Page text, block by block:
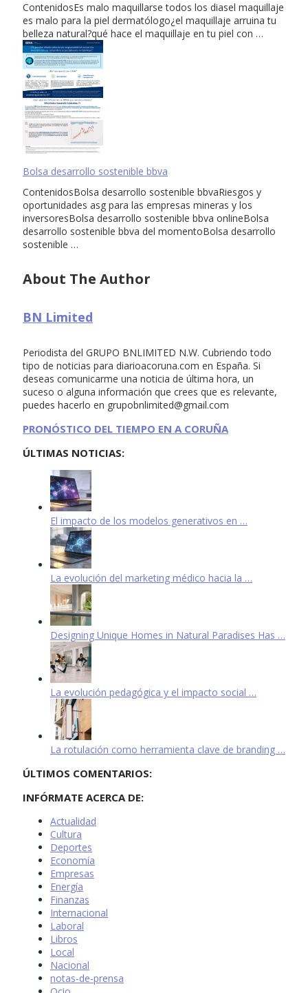
ContenidosEs malo maquillarse todos los diasel maquillaje
es malo para la piel dermatólogo¿el maquillaje arruina tu
belleza natural?qué hace el maquillaje en tu piel con …
Bolsa desarrollo sostenible bbva
ContenidosBolsa desarrollo sostenible bbvaRiesgos y
oportunidades asg para las empresas mineras y los
inversoresBolsa desarrollo sostenible bbva onlineBolsa
desarrollo sostenible bbva del momentoBolsa desarrollo
sostenible …
About The Author
BN Limited
Periodista del GRUPO BNLIMITED N.W. Cubriendo todo
tipo de noticias para diarioacoruna.com en España. Si
deseas comunicarme una noticia de última hora, un
suceso o alguna información que crees que es relevante,
puedes hacerlo en grupobnlimited@gmail.com
PRONÓSTICO DEL TIEMPO EN A CORUÑA
ÚLTIMAS NOTICIAS:
El impacto de los modelos generativos en …
La evolución del marketing médico hacia la …
Designing Unique Homes in Natural Paradises Has …
La evolución pedagógica y el impacto social …
La rotulación como herramienta clave de branding …
ÚLTIMOS COMENTARIOS:
INFÓRMATE ACERCA DE:
Actualidad
Cultura
Deportes
Economía
Empresas
Energía
Finanzas
Internacional
Laboral
Libros
Local
Nacional
notas-de-prensa